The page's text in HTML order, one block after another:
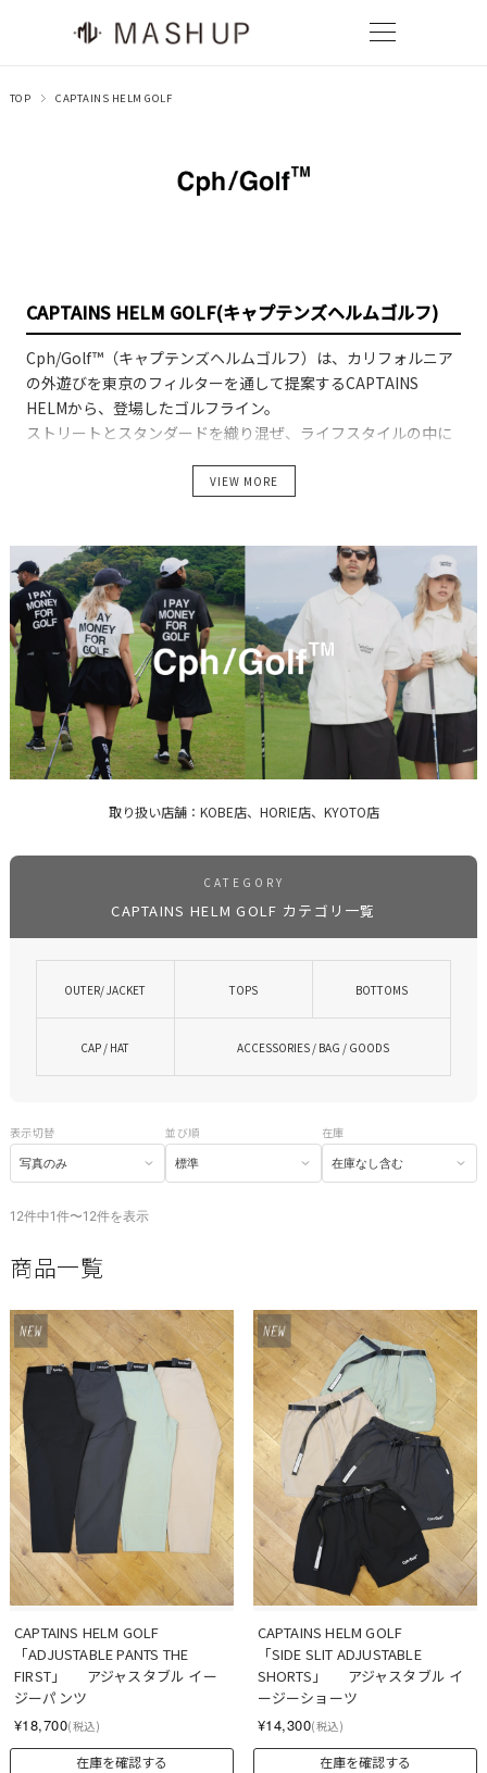
TOP CAPTAINS HELM GOLF
CAPTAINS HELM GOLF(キャプテンズヘルムゴルフ)
Cph/Golf™（キャプテンズヘルムゴルフ）は、カリフォルニア
の外遊びを東京のフィルターを通して提案するCAPTAINS
HELMから、登場したゴルフライン。
ストリートとスタンダードを織り混ぜ、ライフスタイルの中に
大人達」に向けた新しいゴルフウェアの形を体現していく。
VIEW MORE
取り扱い店舗：KOBE店、HORIE店、KYOTO店
CATEGORY
CAPTAINS HELM GOLF カテゴリ一覧
OUTER/ JACKET TOPS BOTTOMS
CAP / HAT ACCESSORIES / BAG / GOODS
表示切替 並び順 在庫
12件中1件〜12件を表示
商品一覧
CAPTAINS HELM GOLF
「ADJUSTABLE PANTS THE
FIRST」  　アジャスタブル イー
ジーパンツ
¥18,700(税込)
在庫を確認する
CAPTAINS HELM GOLF
「SIDE SLIT ADJUSTABLE
SHORTS」  　アジャスタブル イ
ージーショーツ
¥14,300(税込)
在庫を確認する